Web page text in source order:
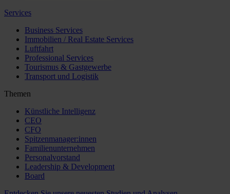
Services
Business Services
Immobilien / Real Estate Services
Luftfahrt
Professional Services
Tourismus & Gastgewerbe
Transport und Logistik
Themen
Künstliche Intelligenz
CEO
CFO
Spitzenmanager:innen
Familienunternehmen
Personalvorstand
Leadership & Development
Board